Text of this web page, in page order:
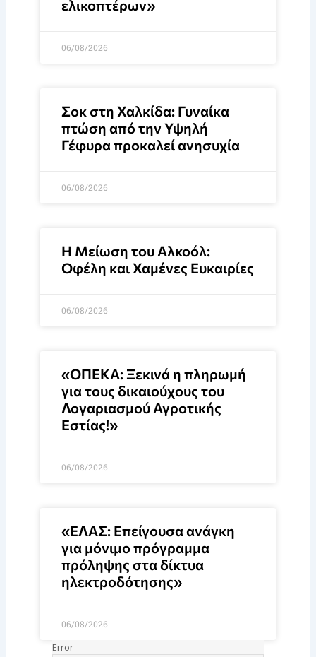
ελικοπτέρων»
06/08/2026
Σοκ στη Χαλκίδα: Γυναίκα
πτώση από την Υψηλή
Γέφυρα προκαλεί ανησυχία
06/08/2026
Η Μείωση του Αλκοόλ:
Οφέλη και Χαμένες Ευκαιρίες
06/08/2026
«ΟΠΕΚΑ: Ξεκινά η πληρωμή
για τους δικαιούχους του
Λογαριασμού Αγροτικής
Εστίας!»
06/08/2026
«ΕΛΑΣ: Επείγουσα ανάγκη
για μόνιμο πρόγραμμα
πρόληψης στα δίκτυα
ηλεκτροδότησης»
06/08/2026